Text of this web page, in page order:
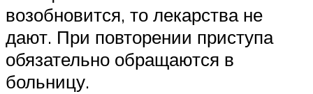
возобновится, то лекарства не
дают. При повторении приступа
обязательно обращаются в
больницу.